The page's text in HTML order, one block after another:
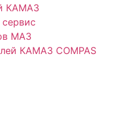
КАМАЗ
МАЗ
КАМАЗ COMPAS